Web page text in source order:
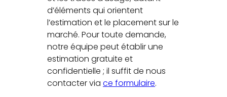
d’éléments qui orientent
l’estimation et le placement sur le
marché. Pour toute demande,
notre équipe peut établir une
estimation gratuite et
confidentielle ; il suffit de nous
contacter viace formulaire.